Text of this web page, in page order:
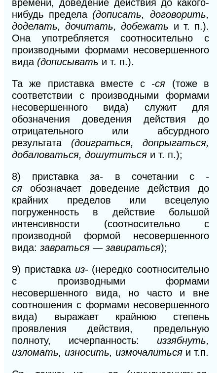
времени, доведение действия до какого-
нибудь предела (дописать, договорить,
доделать, дочитать, добежать и т. п.).
Она употребляется соотносительно с
производными формами несовершенного
вида (дописывать и т. п.).
Та же приставка вместе с -ся (тоже в
соответствии с производными формами
несовершенного вида) служит для
обозначения доведения действия до
отрицательного или абсурдного
результата (доиграться, допрыгаться,
добаловаться, дошутиться и т. п.);
8)
приставказа- в сочетании с -
сяобозначает доведение действия до
крайних пределов или всецелую
погруженность в действие большой
интенсивности (соотносительно с
производной формой несовершенного
вида: завраться — завираться);
9) приставка из- (нередко соотносительно
с производными формами
несовершенного вида, но часто и вне
соотношения с формами несовершенного
вида) выражает крайнюю степень
проявления действия, предельную
полноту, исчерпанность: иззябнуть,
изломать, износить, измочалиться и т.п.